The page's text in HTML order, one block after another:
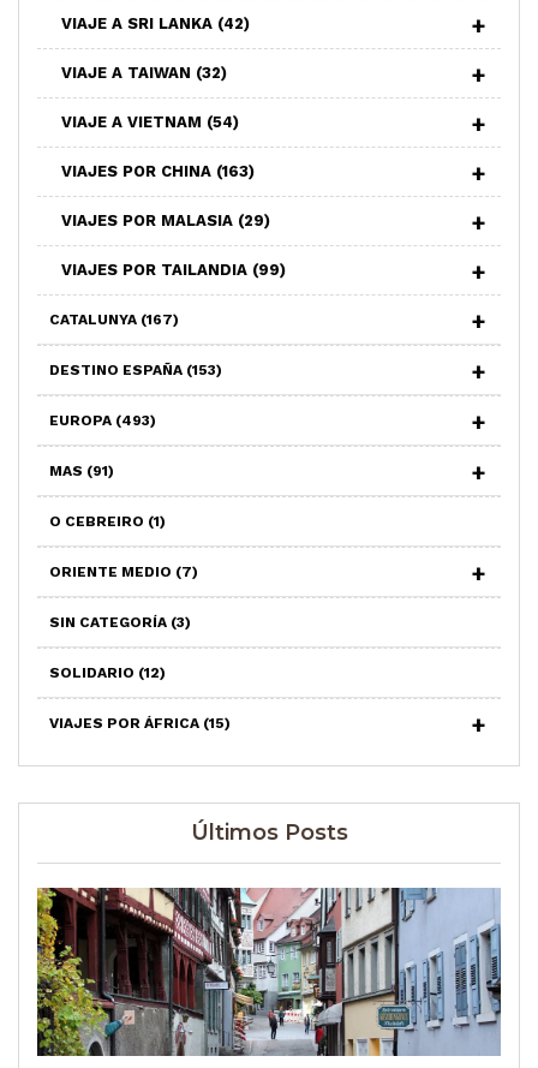
VIAJE A SRI LANKA (42)
VIAJE A TAIWAN (32)
VIAJE A VIETNAM (54)
VIAJES POR CHINA (163)
VIAJES POR MALASIA (29)
VIAJES POR TAILANDIA (99)
CATALUNYA (167)
DESTINO ESPAÑA (153)
EUROPA (493)
MAS (91)
O CEBREIRO (1)
ORIENTE MEDIO (7)
SIN CATEGORÍA (3)
SOLIDARIO (12)
VIAJES POR ÁFRICA (15)
Últimos Posts